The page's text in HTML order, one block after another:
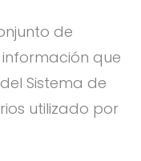
de
que
Sistema de
utilizado por